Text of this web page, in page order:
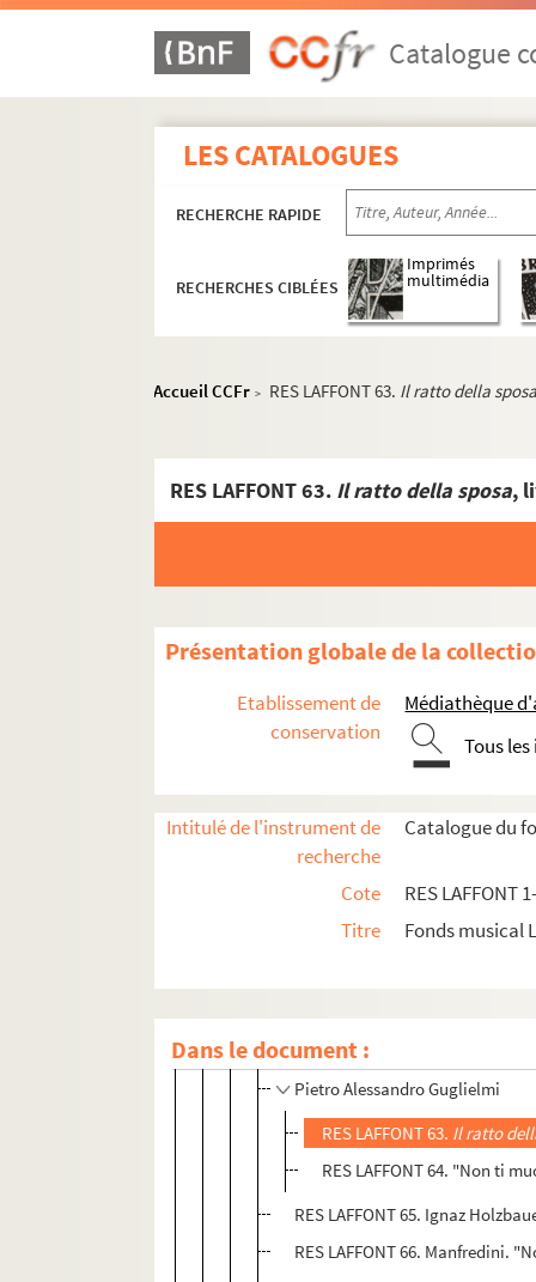
Catalogue
LES CATALOGUES
RECHERCHE RAPIDE
RECHERCHES CIBLÉES
Imprimés
multimédia
Accueil CCFr > RES LAFFONT 63. Il ratto della
RES LAFFONT 63. Il ratto della sposa,
Présentation globale de la
Etablissement de
conservation
Médiathèque
Tous
Intitulé de l'instrument de
recherche
Catalogue du
Cote
RES LAFFONT
Titre
Fonds musical
Dans le document :
Partitions anciennes
Oeuvres lyriques
Opéras
Mélanges d'opéras
RES LAFFONT 53. Domenico
RES LAFFONT 54. Gaetano
RES LAFFONT 55. Pasquale
RES LAFFONT 56. Domenico
Baldassare Galuppi
Pietro Alessandro Guglielmi
RES LAFFONT 63. Il ratto
RES LAFFONT 64. "Non ti
RES LAFFONT 65. Ignaz
RES LAFFONT 66. Manfredini.